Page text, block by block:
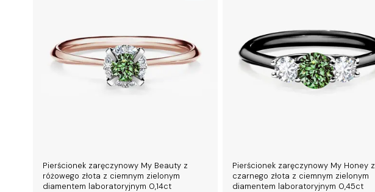
Pierścionek zaręczynowy My Beauty z
różowego złota z ciemnym zielonym
diamentem laboratoryjnym 0,14ct
Pierścionek zaręczynowy My Honey z
czarnego złota z ciemnym zielonym
diamentem laboratoryjnym 0,45ct